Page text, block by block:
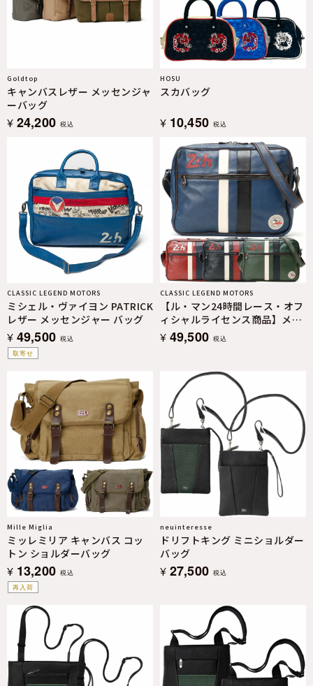
Goldtop
キャンバスレザー メッセンジャ
ーバッグ
¥ 24,200 税込
HOSU
スカバッグ
¥ 10,450 税込
取寄せ
CLASSIC LEGEND MOTORS
ミシェル・ヴァイヨン PATRICK
レザー メッセンジャー バッグ
¥ 49,500 税込
CLASSIC LEGEND MOTORS
【ル・マン24時間レース・オフ
ィシャルライセンス商品】メッ
センジャー レザー バッグ
¥ 49,500 税込
再入荷
Mille Miglia
ミッレミリア キャンバス コッ
トン ショルダーバッグ
¥ 13,200 税込
neuinteresse
ドリフトキング ミニショルダー
バッグ
¥ 27,500 税込